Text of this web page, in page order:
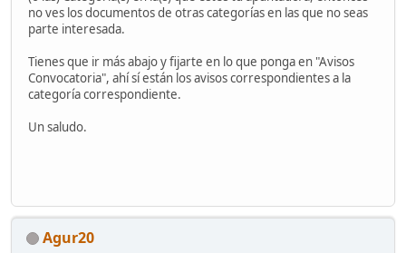
no ves los documentos de otras categorías en las que no seas
parte interesada.
Tienes que ir más abajo y fijarte en lo que ponga en "Avisos
Convocatoria", ahí sí están los avisos correspondientes a la
categoría correspondiente.
Un saludo.
Agur20